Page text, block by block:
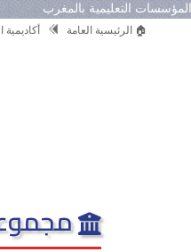
المؤسسات التعليمية بالمغرب
🏠 الرئيسية العامة